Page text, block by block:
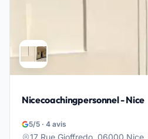
Nicecoachingpersonnel - Nice
5/5 · 4 avis
17 Rue Gioffredo, 06000